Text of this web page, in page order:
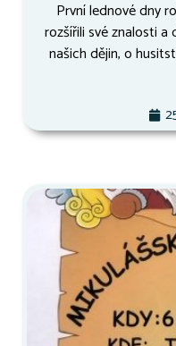
První lednové dny
rozšířili své znalosti
našich dějin, o